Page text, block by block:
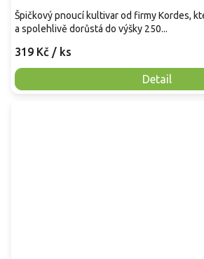
319 Kč / ks
Detail
Špičkový pnoucí kultivar od firmy Kordes,
a spolehlivě dorůstá do výšky 250...